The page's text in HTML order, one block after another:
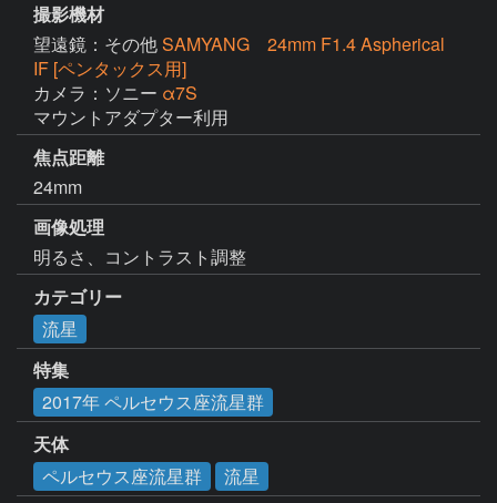
撮影機材
望遠鏡：その他SAMYANG 24mm F1.4 Aspherical
IF [ペンタックス用]
カメラ：ソニー α7S
マウントアダプター利用
焦点距離
24mm
画像処理
明るさ、コントラスト調整
カテゴリー
流星
特集
2017年 ペルセウス座流星群
天体
ペルセウス座流星群
流星